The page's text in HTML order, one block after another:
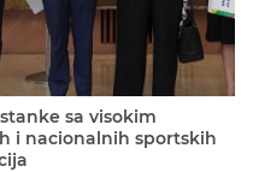
sa visokim
i nacionalnih sportskih